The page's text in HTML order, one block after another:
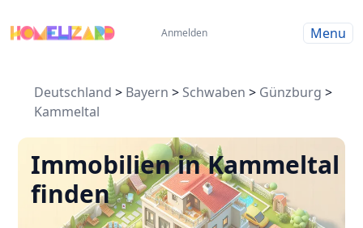
Anmelden Menu
Deutschland > Bayern > Schwaben > Günzburg >
Kammeltal
Immobilien in Kammeltal
finden